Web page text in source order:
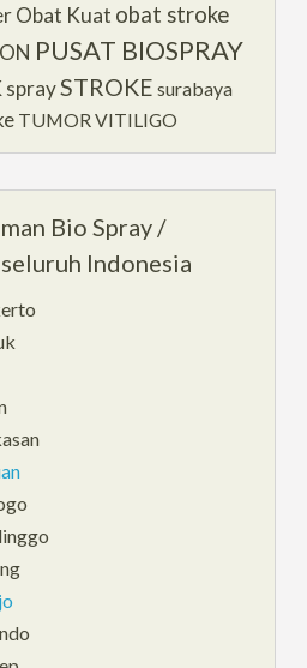
Obat Kuat obat stroke
PUSAT BIOSPRAY
spraySTROKE surabaya
TUMOR VITILIGO
Bio Spray /
Indonesia